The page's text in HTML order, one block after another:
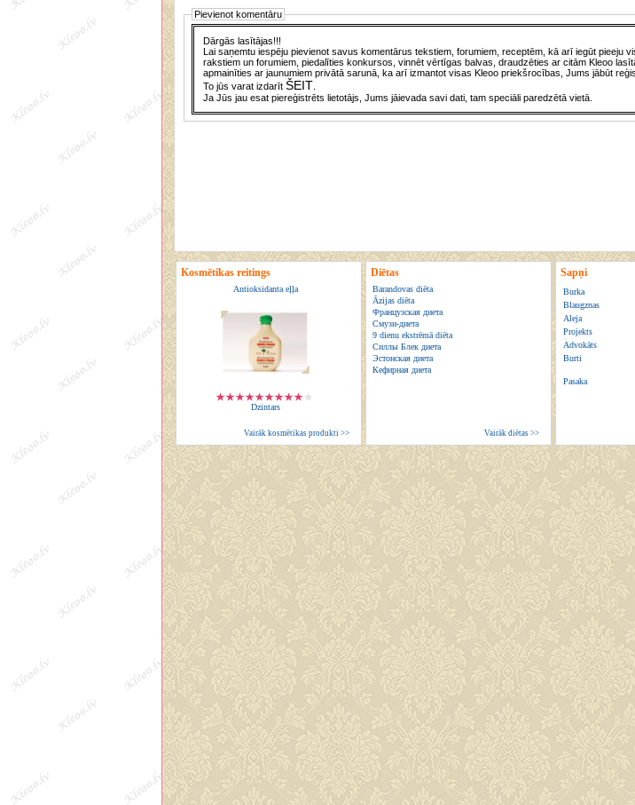
Pievienot komentāru
Dārgās lasītājas!!!
Lai saņemtu iespēju pievienot savus komentārus tekstiem, forumiem, receptēm, kā arī iegūt pieeju
rakstiem un forumiem, piedalīties konkursos, vinnēt vērtīgas balvas, draudzēties ar citām Kleoo
apmainīties ar jaunumiem privātā sarunā, ka arī izmantot visas Kleoo priekšrocības, Jums jābūt
To jūs varat izdarītŠEIT
Ja Jūs jau esat piereģistrēts lietotājs, Jums jāievada savi dati, tam speciāli paredzētā vietā.
Kosmētikas reitings
Antioksidanta eļļa
Dzintars
Vairāk kosmētikas produkti >>
Diētas
Barandovas diēta
Āzijas diēta
Французская диета
Смузи-диета
9 dienu ekstrēmā diēta
Силлы Блек диета
Эстонская диета
Кефирная диета
Vairāk diētas >>
Sapņi
Burka
Blaugznas
Aleja
Projekts
Advokāts
Burti
Pasaka